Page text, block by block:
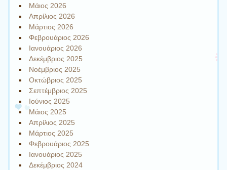
Μάιος 2026
Απρίλιος 2026
Μάρτιος 2026
Φεβρουάριος 2026
Ιανουάριος 2026
Δεκέμβριος 2025
Νοέμβριος 2025
Οκτώβριος 2025
Σεπτέμβριος 2025
Ιούνιος 2025
Μάιος 2025
Απρίλιος 2025
Μάρτιος 2025
Φεβρουάριος 2025
Ιανουάριος 2025
Δεκέμβριος 2024